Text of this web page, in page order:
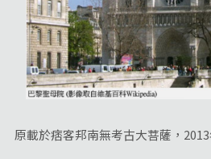
原載於痞客邦南無考古大菩薩，